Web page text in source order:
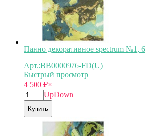
Панно декоративное spectrum №1,
Арт.:BB0000976-FD(U)
Быстрый просмотр
4 500 ₽×
UpDown
Купить